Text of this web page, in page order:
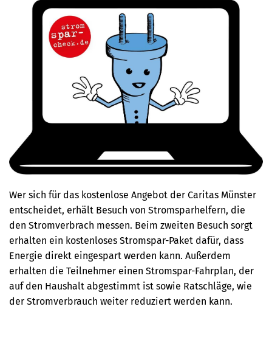
Wer sich für das kostenlose Angebot der Caritas Münster
entscheidet, erhält Besuch von Stromsparhelfern, die
den Stromverbrach messen. Beim zweiten Besuch sorgt
erhalten ein kostenloses Stromspar-Paket dafür, dass
Energie direkt eingespart werden kann. Außerdem
erhalten die Teilnehmer einen Stromspar-Fahrplan, der
auf den Haushalt abgestimmt ist sowie Ratschläge, wie
der Stromverbrauch weiter reduziert werden kann.